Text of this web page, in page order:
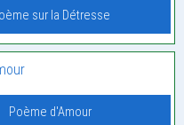
sur la Détresse
Poème d'Amour